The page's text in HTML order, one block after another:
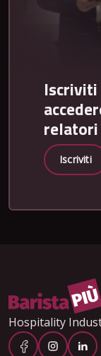
Iscriviti
Hospitality